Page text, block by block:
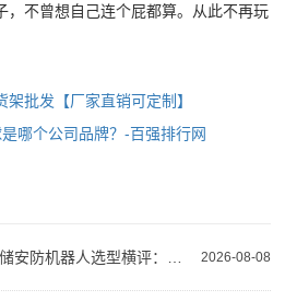
不曾想自己连个屁都算。从此不再玩
架批发【厂家直销可定制】
哪个公司品牌？-百强排行网
2026-08-08